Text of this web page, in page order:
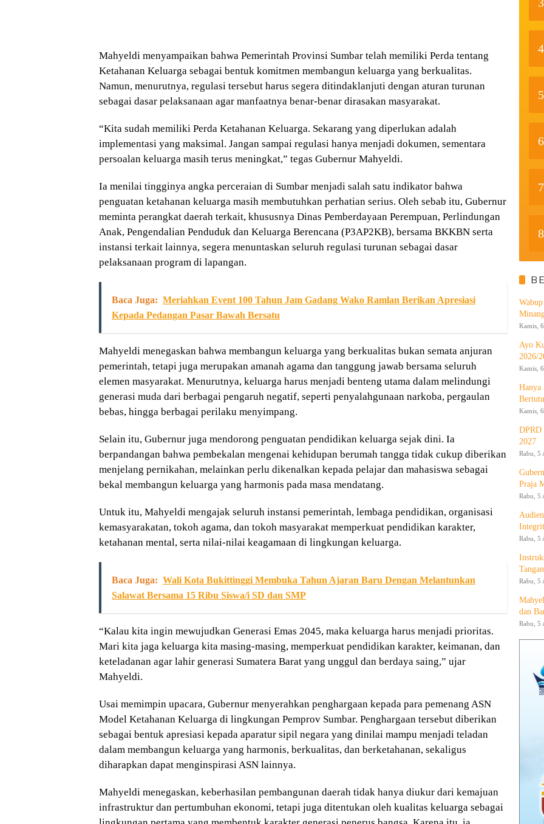
Mahyeldi menyampaikan bahwa Pemerintah Provinsi Sumbar telah memiliki Perda tentang
Ketahanan Keluarga sebagai bentuk komitmen membangun keluarga yang berkualitas.
Namun, menurutnya, regulasi tersebut harus segera ditindaklanjuti dengan aturan turunan
sebagai dasar pelaksanaan agar manfaatnya benar-benar dirasakan masyarakat.
“Kita sudah memiliki Perda Ketahanan Keluarga. Sekarang yang diperlukan adalah
implementasi yang maksimal. Jangan sampai regulasi hanya menjadi dokumen, sementara
persoalan keluarga masih terus meningkat,” tegas Gubernur Mahyeldi.
Ia menilai tingginya angka perceraian di Sumbar menjadi salah satu indikator bahwa
penguatan ketahanan keluarga masih membutuhkan perhatian serius. Oleh sebab itu, Gubernur
meminta perangkat daerah terkait, khususnya Dinas Pemberdayaan Perempuan, Perlindungan
Anak, Pengendalian Penduduk dan Keluarga Berencana (P3AP2KB), bersama BKKBN serta
instansi terkait lainnya, segera menuntaskan seluruh regulasi turunan sebagai dasar
pelaksanaan program di lapangan.
Baca Juga: Meriahkan Event 100 Tahun Jam Gadang Wako Ramlan Berikan Apresiasi
Kepada Pedangan Pasar Bawah Bersatu
Mahyeldi menegaskan bahwa membangun keluarga yang berkualitas bukan semata anjuran
pemerintah, tetapi juga merupakan amanah agama dan tanggung jawab bersama seluruh
elemen masyarakat. Menurutnya, keluarga harus menjadi benteng utama dalam melindungi
generasi muda dari berbagai pengaruh negatif, seperti penyalahgunaan narkoba, pergaulan
bebas, hingga berbagai perilaku menyimpang.
Selain itu, Gubernur juga mendorong penguatan pendidikan keluarga sejak dini. Ia
berpandangan bahwa pembekalan mengenai kehidupan berumah tangga tidak cukup diberikan
menjelang pernikahan, melainkan perlu dikenalkan kepada pelajar dan mahasiswa sebagai
bekal membangun keluarga yang harmonis pada masa mendatang.
Untuk itu, Mahyeldi mengajak seluruh instansi pemerintah, lembaga pendidikan, organisasi
kemasyarakatan, tokoh agama, dan tokoh masyarakat memperkuat pendidikan karakter,
ketahanan mental, serta nilai-nilai keagamaan di lingkungan keluarga.
Baca Juga: Wali Kota Bukittinggi Membuka Tahun Ajaran Baru Dengan Melantunkan
Salawat Bersama 15 Ribu Siswa/i SD dan SMP
“Kalau kita ingin mewujudkan Generasi Emas 2045, maka keluarga harus menjadi prioritas.
Mari kita jaga keluarga kita masing-masing, memperkuat pendidikan karakter, keimanan, dan
keteladanan agar lahir generasi Sumatera Barat yang unggul dan berdaya saing,” ujar
Mahyeldi.
Usai memimpin upacara, Gubernur menyerahkan penghargaan kepada para pemenang ASN
Model Ketahanan Keluarga di lingkungan Pemprov Sumbar. Penghargaan tersebut diberikan
sebagai bentuk apresiasi kepada aparatur sipil negara yang dinilai mampu menjadi teladan
dalam membangun keluarga yang harmonis, berkualitas, dan berketahanan, sekaligus
diharapkan dapat menginspirasi ASN lainnya.
Mahyeldi menegaskan, keberhasilan pembangunan daerah tidak hanya diukur dari kemajuan
infrastruktur dan pertumbuhan ekonomi, tetapi juga ditentukan oleh kualitas keluarga sebagai
4
5
6
7
8
Kamis,
Ayo
2026/
Kamis,
Hanya
Kamis,
DPRD
2027
Rabu, 5
Praja
Rabu, 5
Rabu, 5
Rabu, 5
dan
Rabu, 5